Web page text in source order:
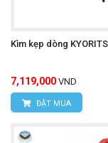
Kìm kẹp dòng
7,119,000 VND
ĐẶT MUA